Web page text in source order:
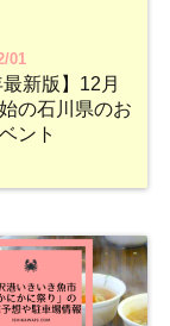
01
最新版】12月
の石川県のお
ント